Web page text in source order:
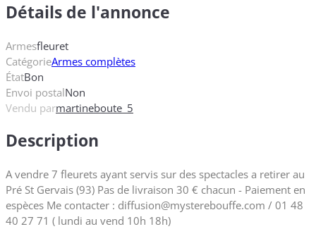
Détails de l'annonce
Armesfleuret
CatégorieArmes complètes
ÉtatBon
Envoi postalNon
Vendu parmartineboute_5
Description
A vendre 7 fleurets ayant servis sur des spectacles a retirer au
Pré St Gervais (93) Pas de livraison 30 € chacun - Paiement en
espèces Me contacter : diffusion@mysterebouffe.com / 01 48
40 27 71 ( lundi au vend 10h 18h)